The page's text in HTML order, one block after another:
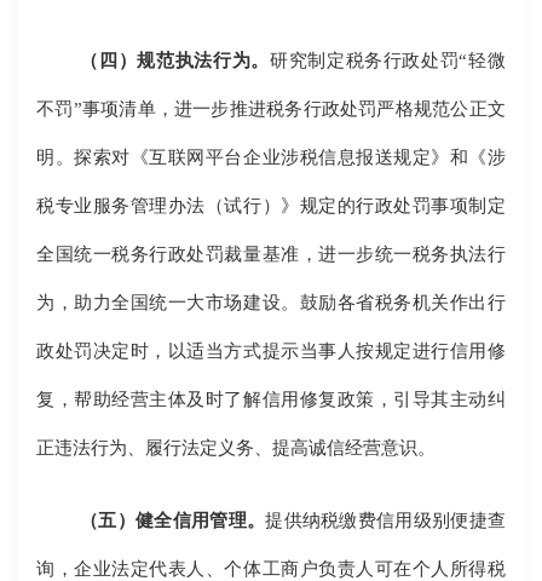
（四）规范执法行为。 研究制定税务行政处罚“轻微
不罚”事项清单，进一步推进税务行政处罚严格规范公正文
明。探索对《互联网平台企业涉税信息报送规定》和《涉
税专业服务管理办法（试行）》规定的行政处罚事项制定
全国统一税务行政处罚裁量基准，进一步统一税务执法行
为，助力全国统一大市场建设。鼓励各省税务机关作出行
政处罚决定时，以适当方式提示当事人按规定进行信用修
复，帮助经营主体及时了解信用修复政策，引导其主动纠
正违法行为、履行法定义务、提高诚信经营意识。
（五）健全信用管理。提供纳税缴费信用级别便捷查
询，企业法定代表人、个体工商户负责人可在个人所得税